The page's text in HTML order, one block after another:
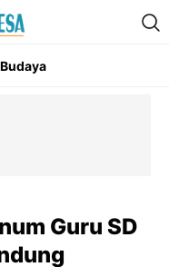
Budaya
Guru SD